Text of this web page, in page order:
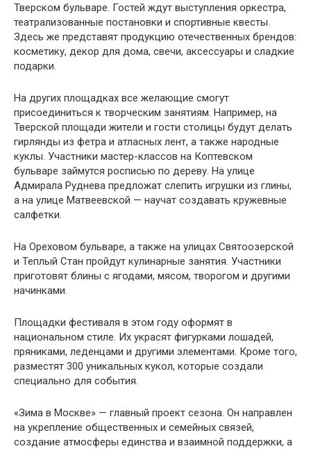
Тверском бульваре. Гостей ждут выступления оркестра,
театрализованные постановки и спортивные квесты.
Здесь же представят продукцию отечественных брендов:
косметику, декор для дома, свечи, аксессуары и сладкие
подарки.
На других площадках все желающие смогут
присоединиться к творческим занятиям. Например, на
Тверской площади жители и гости столицы будут делать
гирлянды из фетра и атласных лент, а также народные
куклы. Участники мастер-классов на Коптевском
бульваре займутся росписью по дереву. На улице
Адмирала Руднева предложат слепить игрушки из глины,
а на улице Матвеевской — научат создавать кружевные
салфетки.
На Ореховом бульваре, а также на улицах Святоозерской
и Теплый Стан пройдут кулинарные занятия. Участники
приготовят блины с ягодами, мясом, творогом и другими
начинками.
Площадки фестиваля в этом году оформят в
национальном стиле. Их украсят фигурками лошадей,
пряниками, леденцами и другими элементами. Кроме того,
разместят 300 уникальных кукол, которые создали
специально для события.
«Зима в Москве» — главный проект сезона. Он направлен
на укрепление общественных и семейных связей,
создание атмосферы единства и взаимной поддержки, а